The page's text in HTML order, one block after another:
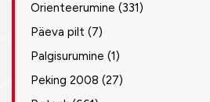
Orienteerumine (331)
Päeva pilt (7)
Palgisurumine (1)
Peking 2008 (27)